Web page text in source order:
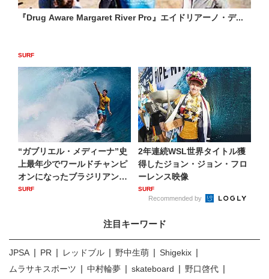
『Drug Aware Margaret River Pro』エイドリアーノ・デ...
SURF
“ガブリエル・メディーナ”史
上最年少でワールドチャンピ
オンになったブラジリアン
サ...
SURF
2年連続WSL世界タイトル獲
得したジョン・ジョン・フロ
ーレンス映像
SURF
Recommended by
注目キーワード
JPSA PR レッドブル 野中生萌
Shigekix
ムラサキスポーツ
中村輪夢 skateboard
野口啓代